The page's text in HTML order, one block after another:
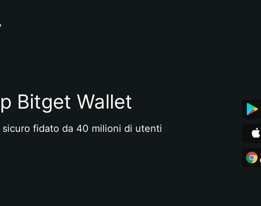
Bitget Wallet
fidato da 40 milioni di utenti